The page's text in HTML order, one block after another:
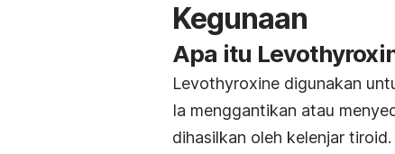
Kegunaan
Apa itu
Levothyroxine digunakan
Ia menggantikan atau
dihasilkan oleh kelenjar